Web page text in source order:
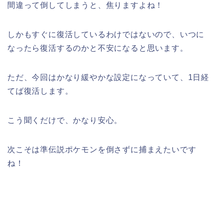
間違って倒してしまうと、焦りますよね！
しかもすぐに復活しているわけではないので、いつに
なったら復活するのかと不安になると思います。
ただ、今回はかなり緩やかな設定になっていて、1日経
てば復活します。
こう聞くだけで、かなり安心。
次こそは準伝説ポケモンを倒さずに捕まえたいです
ね！